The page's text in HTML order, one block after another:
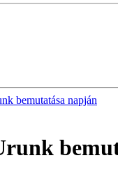
bemutatása napján